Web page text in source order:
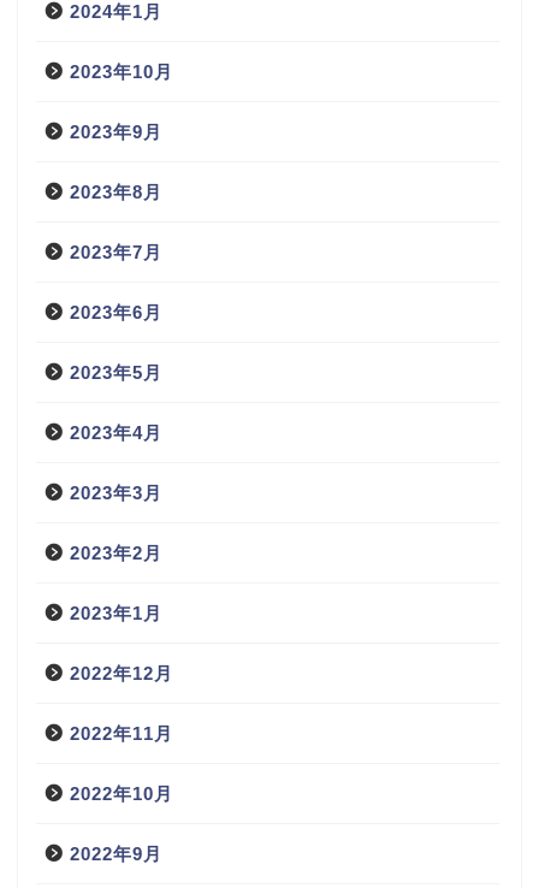
2024年1月
2023年10月
2023年9月
2023年8月
2023年7月
2023年6月
2023年5月
2023年4月
2023年3月
2023年2月
2023年1月
2022年12月
2022年11月
2022年10月
2022年9月